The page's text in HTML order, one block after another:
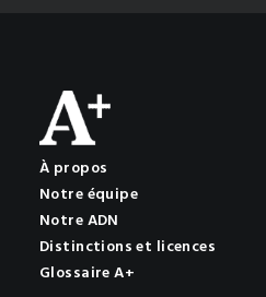
À propos
Notre équipe
Notre ADN
Distinctions et licences
Glossaire A+